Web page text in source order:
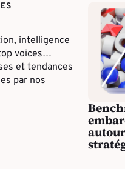
intelligence
voices…
et tendances
par nos